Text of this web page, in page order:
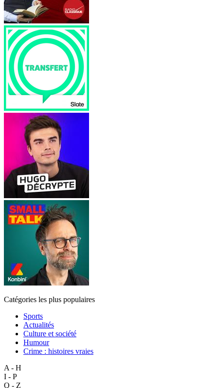
Catégories les plus populaires
Sports
Actualités
Culture et société
Humour
Crime : histoires vraies
A - H
I - P
Q - Z